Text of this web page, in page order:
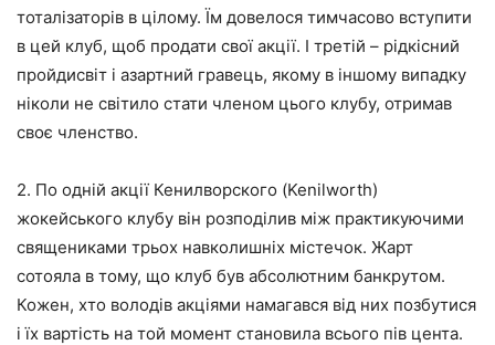
тоталізаторів в цілому. Їм довелося тимчасово вступити
в цей клуб, щоб продати свої акції. І третій – рідкісний
пройдисвіт і азартний гравець, якому в іншому випадку
ніколи не світило стати членом цього клубу, отримав
своє членство.
2. По одній акції Кенилворского (Kenilworth)
жокейського клубу він розподілив між практикуючими
священиками трьох навколишніх містечок. Жарт
сотояла в тому, що клуб був абсолютним банкрутом.
Кожен, хто володів акціями намагався від них позбутися
і їх вартість на той момент становила всього пів цента.